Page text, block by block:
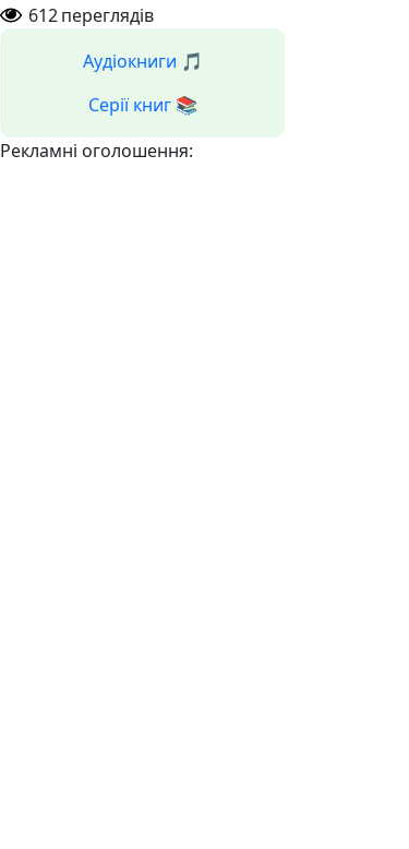
612переглядів
Аудіокниги 🎵
Серії книг 📚
Рекламні оголошення: